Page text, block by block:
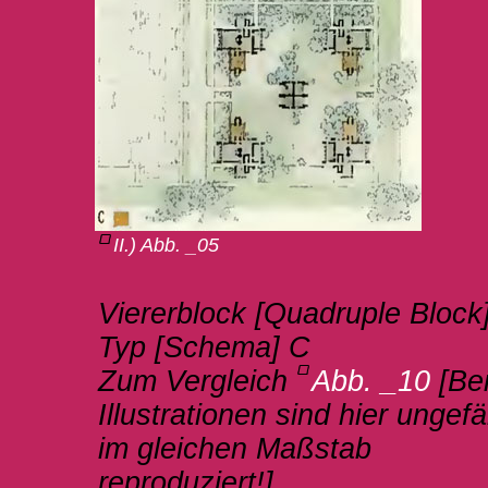
II.) Abb. _05
Viererblock [Quadruple
Typ [Schema] C
Zum Vergleich
Abb. _10
Illustrationen sind hier
im gleichen Maßstab